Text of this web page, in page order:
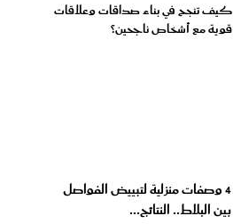
كيف تنجح في بناء صداقات وعلاقات
قوية مع أشخاص ناجحين؟
4 وصفات منزلية لتبييض الفواصل
بين البلاط.. النتائج...